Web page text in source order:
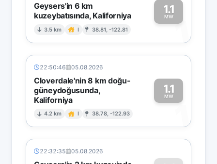
Geysers'in 6 km
kuzeybatısında, Kaliforniya
3.5 km I 38.81, -122.81
1.1
MW1
22:50:46 05.08.2026
Cloverdale'nin 8 km doğu-
güneydoğusunda,
Kaliforniya
4.2 km I 38.78, -122.93
1.1
MW
1
22:32:35 05.08.2026